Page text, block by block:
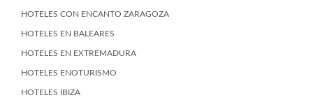
HOTELES CON ENCANTO ZARAGOZA
HOTELES EN BALEARES
HOTELES EN EXTREMADURA
HOTELES ENOTURISMO
HOTELES IBIZA